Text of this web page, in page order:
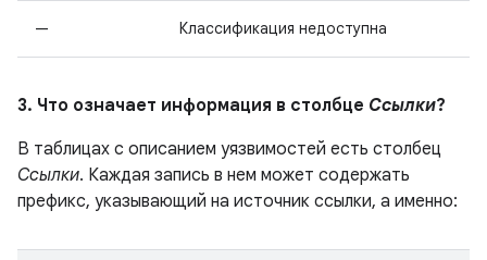
— Классификация недоступна
3. Что означает информация в столбце Ссылки?
В таблицах с описанием уязвимостей есть столбец
Ссылки. Каждая запись в нем может содержать
префикс, указывающий на источник ссылки, а именно: